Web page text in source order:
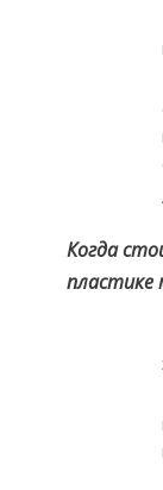
Когда
пластике